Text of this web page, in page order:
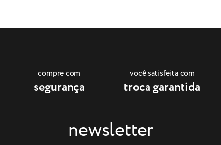
compre com
segurança
você satisfeita com
troca garantida
newsletter